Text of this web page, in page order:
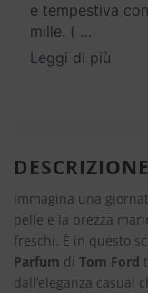
e tempestiva
mille. ( …
Leggi di più
DESCRIZIONE
Immagina una
pelle e la brezza
freschi. È in questo
Parfum di Tom Ford
dall’eleganza casual